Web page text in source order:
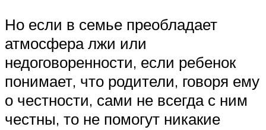
Но если в семье преобладает
атмосфера лжи или
недоговоренности, если ребенок
понимает, что родители, говоря ему
о честности, сами не всегда с ним
честны, то не помогут никакие